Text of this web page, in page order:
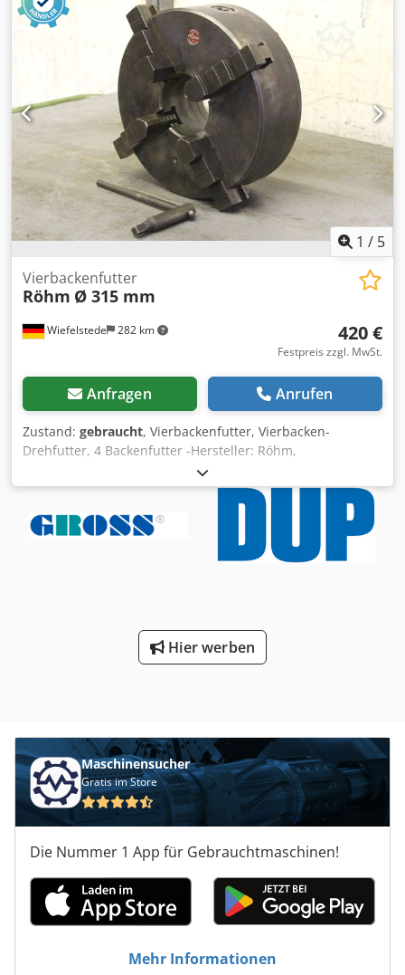
1 / 5
Wiefelstede 282 km
Vierbackenfutter
Röhm Ø 315 mm
420 €
Festpreis zzgl. MwSt.
Anfragen Anrufen
Zustand: gebraucht, Vierbackenfutter, Vierbacken-
Drehfutter, 4 Backenfutter -Hersteller: Röhm,
Vierbackenfutter Ø 315 mm Csdpfxsg I D N Is Al Rjha -
Durchlass: Ø 103 mm -Lochkreis: Ø 195 mm -Gewicht: 56
Hier werben
Maschinensucher
Gratis im Store
Die Nummer 1 App für Gebrauchtmaschinen!
Mehr Informationen